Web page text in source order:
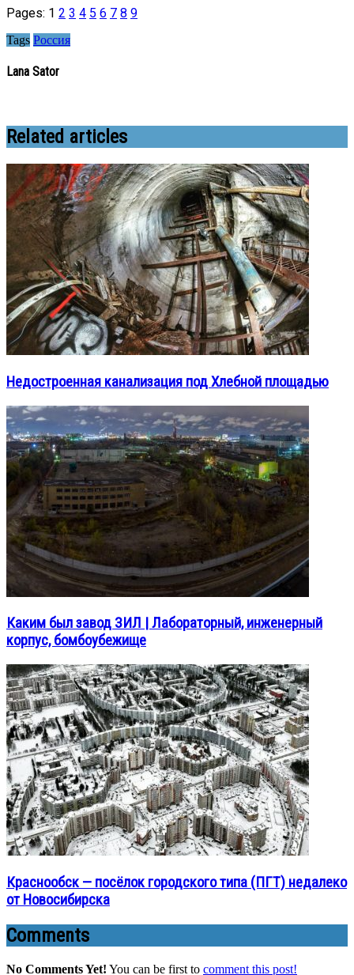
Pages: 1 2 3 4 5 6 7 8 9
Tags Россия
Lana Sator
Related articles
Недостроенная канализация под Хлебной площадью
Каким был завод ЗИЛ | Лабораторный, инженерный
корпус, бомбоубежище
Краснообск — посёлок городского типа (ПГТ) недалеко
от Новосибирска
Comments
No Comments Yet! You can be first to comment this post!